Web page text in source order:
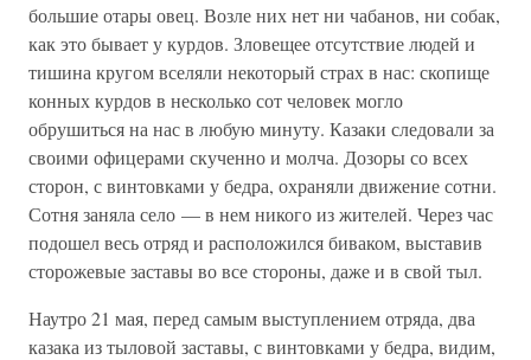
большие отары овец. Возле них нет ни чабанов, ни собак,
как это бывает у курдов. Зловещее отсутствие людей и
тишина кругом вселяли некоторый страх в нас: скопище
конных курдов в несколько сот человек могло
обрушиться на нас в любую минуту. Казаки следовали за
своими офицерами скученно и молча. Дозоры со всех
сторон, с винтовками у бедра, охраняли движение сотни.
Сотня заняла село — в нем никого из жителей. Через час
подошел весь отряд и расположился биваком, выставив
сторожевые заставы во все стороны, даже и в свой тыл.
Наутро 21 мая, перед самым выступлением отряда, два
казака из тыловой заставы, с винтовками у бедра, видим,